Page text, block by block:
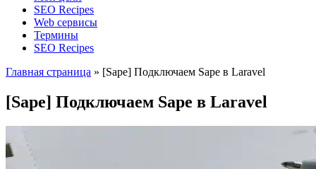
SEO Recipes
Web сервисы
Термины
SEO Recipes
Главная страница » [Sape] Подключаем Sape в Laravel
[Sape] Подключаем Sape в Laravel